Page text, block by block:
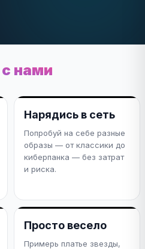
нами
Нарядись в сеть
Попробуй на себе разные
образы — от классики до
киберпанка — без затрат
и риска.
Просто весело
Примерь платье звезды,